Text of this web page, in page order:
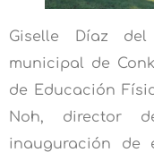
Giselle Díaz del
municipal de
de Educación
Noh, director
inauguración de